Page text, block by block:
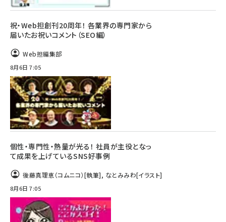
祝・Web担創刊20周年！ 各業界の専門家から
届いたお祝いコメント（SEO編）
Web担編集部
8月6日 7:05
個性・専門性・熱量が光る！ 社員が主役となっ
て成果を上げているSNS好事例
後藤真理恵（コムニコ）[執筆], なとみみわ[イラスト]
8月6日 7:05